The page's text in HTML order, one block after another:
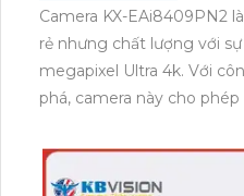
Camera KX-EAi8409PN2
rẻ nhưng chất lượng với
megapixel Ultra 4k. Với
phá, camera này cho
nghệ Hồng Ngoại SMD
150m. Thích hợp cho việc